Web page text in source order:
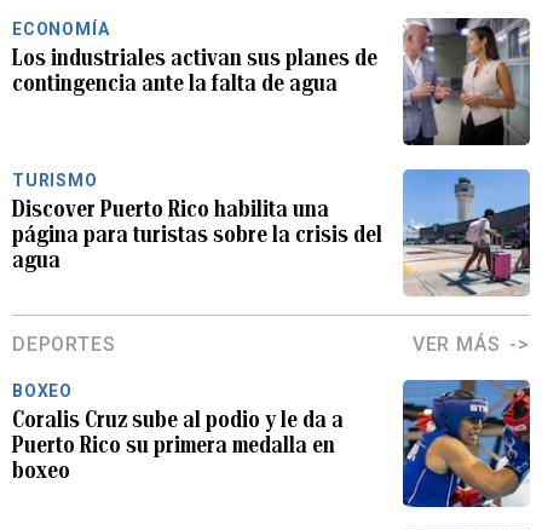
ECONOMÍA
Los industriales activan sus planes de
contingencia ante la falta de agua
TURISMO
Discover Puerto Rico habilita una
página para turistas sobre la crisis del
agua
DEPORTES VER MÁS
BOXEO
Coralis Cruz sube al podio y le da a
Puerto Rico su primera medalla en
boxeo